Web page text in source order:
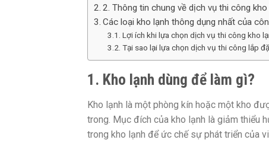
2. Thông tin chung về dịch vụ thi công
Các loại kho lạnh thông dụng nhất của
Lợi ích khi lựa chọn dịch vụ thi công kho
Tại sao lại lựa chọn dịch vụ thi công lắp
1. Kho lạnh dùng để làm gì?
Kho lạnh là một phòng kín hoặc một kho
trong. Mục đích của kho lạnh là giảm thiểu
trong kho lạnh để ức chế sự phát triển của